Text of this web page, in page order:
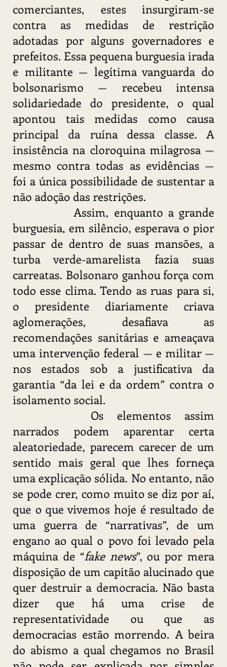
comerciantes, estes insurgiram-se
contra as medidas de restrição
adotadas por alguns governadores e
prefeitos. Essa pequena burguesia irada
e militante — legítima vanguarda do
bolsonarismo — recebeu intensa
solidariedade do presidente, o qual
apontou tais medidas como causa
principal da ruína dessa classe. A
insistência na cloroquina milagrosa —
mesmo contra todas as evidências —
foi a única possibilidade de sustentar a
não adoção das restrições.
burguesia, em silêncio, esperava o pior
passar de dentro de suas mansões, a
turba verde-amarelista fazia suas
carreatas. Bolsonaro ganhou força com
todo esse clima. Tendo as ruas para si,
o presidente diariamente criava
aglomerações, desafiava as
recomendações sanitárias e ameaçava
uma intervenção federal — e militar —
nos estados sob a justificativa da
garantia “da lei e da ordem” contra o
isolamento social.
narrados podem aparentar certa
aleatoriedade, parecem carecer de um
sentido mais geral que lhes forneça
uma explicação sólida. No entanto, não
se pode crer, como muito se diz por aí,
que o que vivemos hoje é resultado de
uma guerra de “narrativas”, de um
engano ao qual o povo foi levado pela
máquina de “fake news”, ou por mera
disposição de um capitão alucinado que
quer destruir a democracia. Não basta
dizer que há uma crise de
representatividade ou que as
democracias estão morrendo. A beira
do abismo a qual chegamos no Brasil